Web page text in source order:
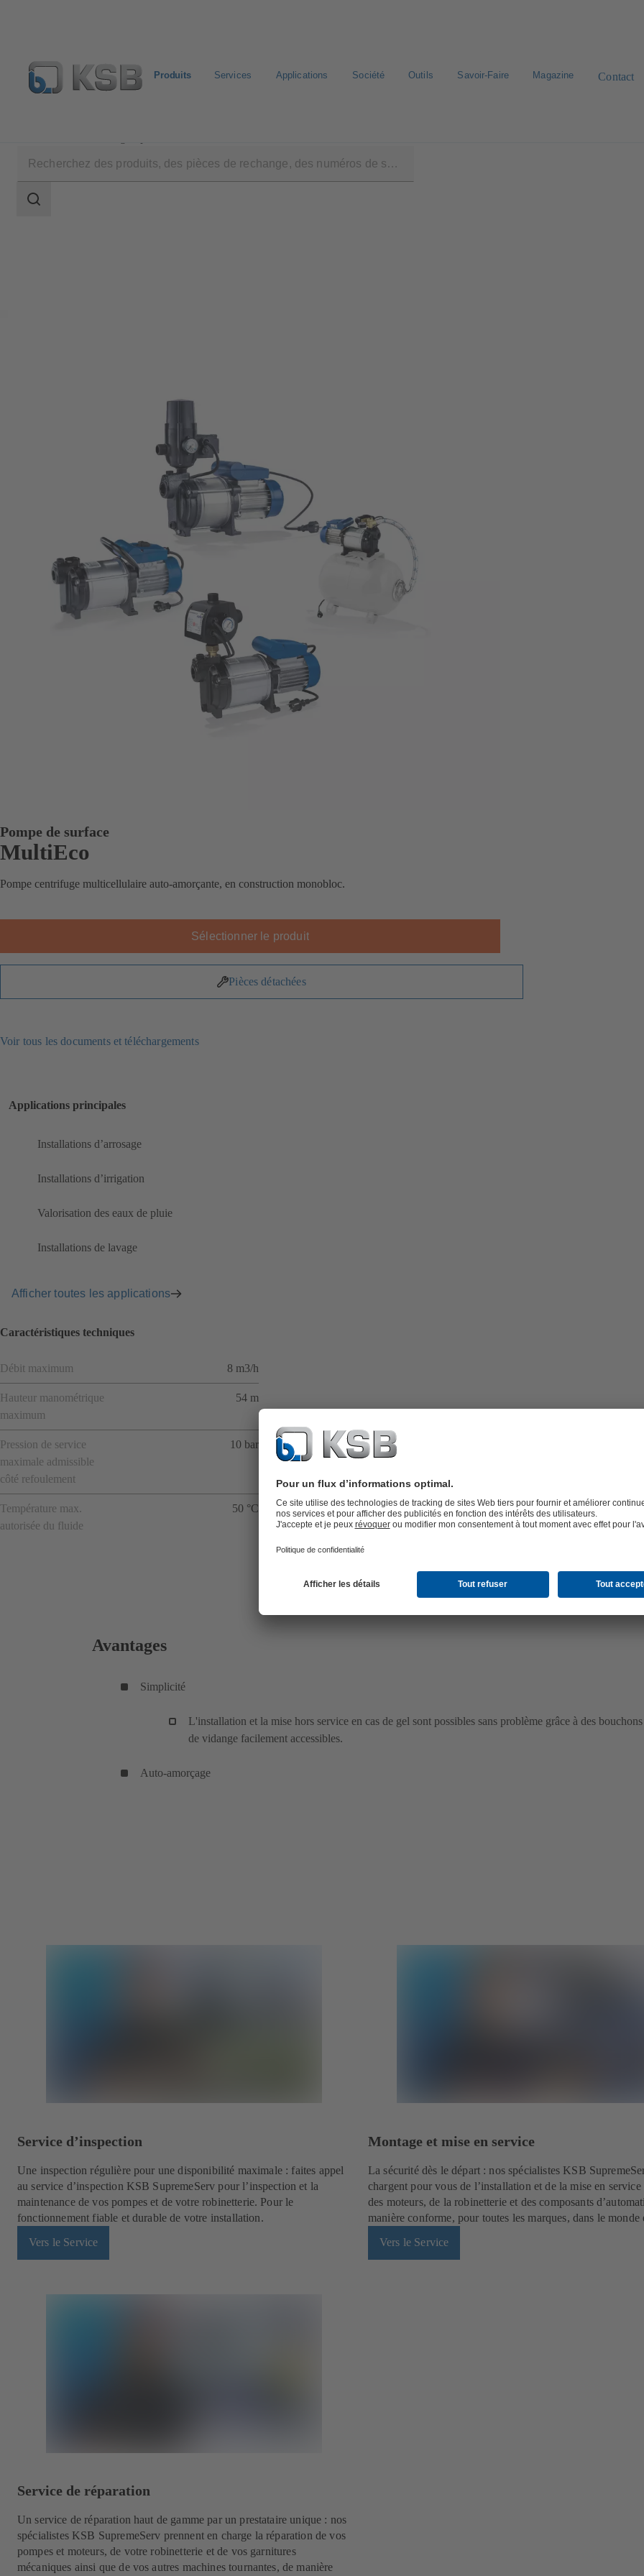
Produits Services Applications Société Outils Savoir-Faire Magazine Contact
Champ
Pompe de surface
MultiEco
Pompe centrifuge multicellulaire auto-amorçante, en construction monobloc.
Sélectionner le produit
Pièces détachées
Voir tous les documents et téléchargements
Applications principales
Installations d’arrosage
Installations d’irrigation
Valorisation des eaux de pluie
Installations de lavage
Afficher toutes les applications
Caractéristiques techniques
Débit maximum 8 m3/h
Hauteur manométrique
maximum
54 m
Pression de service
maximale admissible
côté refoulement
10 bar
Température max.
autorisée du fluide
50 °C
Avantages
Simplicité
L'installation et la mise hors service en cas de gel sont possibles sans problème grâce à des
de vidange facilement accessibles.
Auto-amorçage
Service d’inspection
Une inspection régulière pour une disponibilité maximale : faites appel
au service d’inspection KSB SupremeServ pour l’inspection et la
maintenance de vos pompes et de votre robinetterie. Pour le
fonctionnement fiable et durable de votre installation.
Vers le Service
Montage et mise en service
La sécurité dès le départ : nos spécialistes KSB
chargent pour vous de l’installation et de la mise en service
des moteurs, de la robinetterie et des composants
manière conforme, pour toutes les marques, dans le monde
Vers le Service
Service de réparation
Un service de réparation haut de gamme par un prestataire unique : nos
spécialistes KSB SupremeServ prennent en charge la réparation de vos
pompes et moteurs, de votre robinetterie et de vos garnitures
mécaniques ainsi que de vos autres machines tournantes, de manière